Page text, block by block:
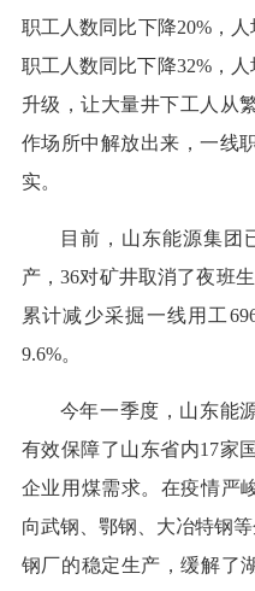
职工人数同比下降20%，
职工人数同比下降32%，
升级，让大量井下工人从
作场所中解放出来，一线
实。
目前，山东能源集团
产，36对矿井取消了夜班
累计减少采掘一线用工
9.6%。
今年一季度，山东能
有效保障了山东省内17家
企业用煤需求。在疫情严
向武钢、鄂钢、大冶特钢
钢厂的稳定生产，缓解了